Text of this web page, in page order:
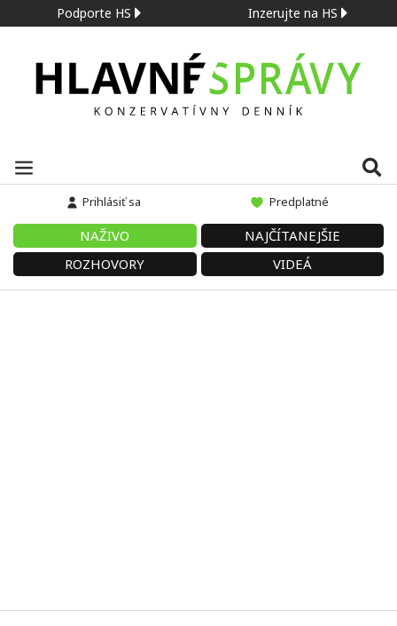
Podporte HS Inzerujte na HS
Prihlásiť sa Predplatné
NAŽIVO
NAJČÍTANEJŠIE
ROZHOVORY
VIDEÁ